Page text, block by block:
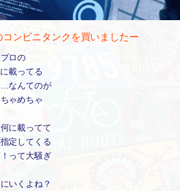
コンビニタンクを買いましたー
ロの
載ってる
…なんてのが
ゃめちゃ
に載ってて
定してくる
って大騒ぎ
いくよね？